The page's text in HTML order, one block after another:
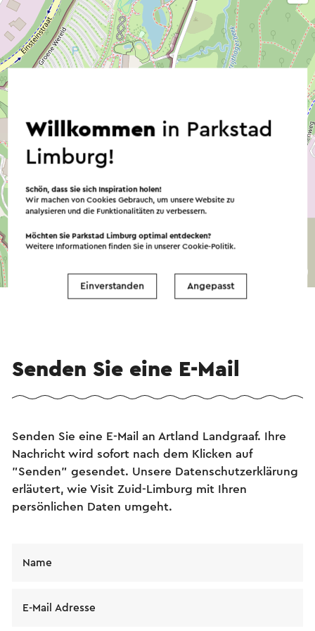
©OpenStreetMapcontributors
→ Planen Sie Ihre Route
Senden Sie eine E-Mail
Senden Sie eine E-Mail an Artland Landgraaf. Ihre
Nachricht wird sofort nach dem Klicken auf
"Senden" gesendet. Unsere Datenschutzerklärung
erläutert, wie Visit Zuid-Limburg mit Ihren
persönlichen Daten umgeht.
Name
E-Mail Adresse
Willkommen in Parkstad
Limburg!
Schön, dass Sie sich Inspiration holen!
Wir machen von Cookies Gebrauch, um unsere Website zu
analysieren und die Funktionalitäten zu verbessern.
Möchten Sie Parkstad Limburg optimal entdecken?
Weitere Informationen finden Sie in unsererCookie-Politik.
Einverstanden Angepasst